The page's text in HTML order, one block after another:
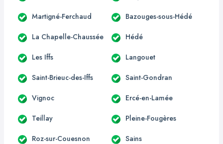
Martigné-Ferchaud Bazouges-sous-Hédé
La Chapelle-Chaussée Hédé
Les Iffs Langouet
Saint-Brieuc-des-Iffs Saint-Gondran
Vignoc Ercé-en-Lamée
Teillay Pleine-Fougères
Roz-sur-Couesnon Sains